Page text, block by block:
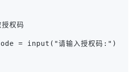
权码
= input("请输入授权码:")